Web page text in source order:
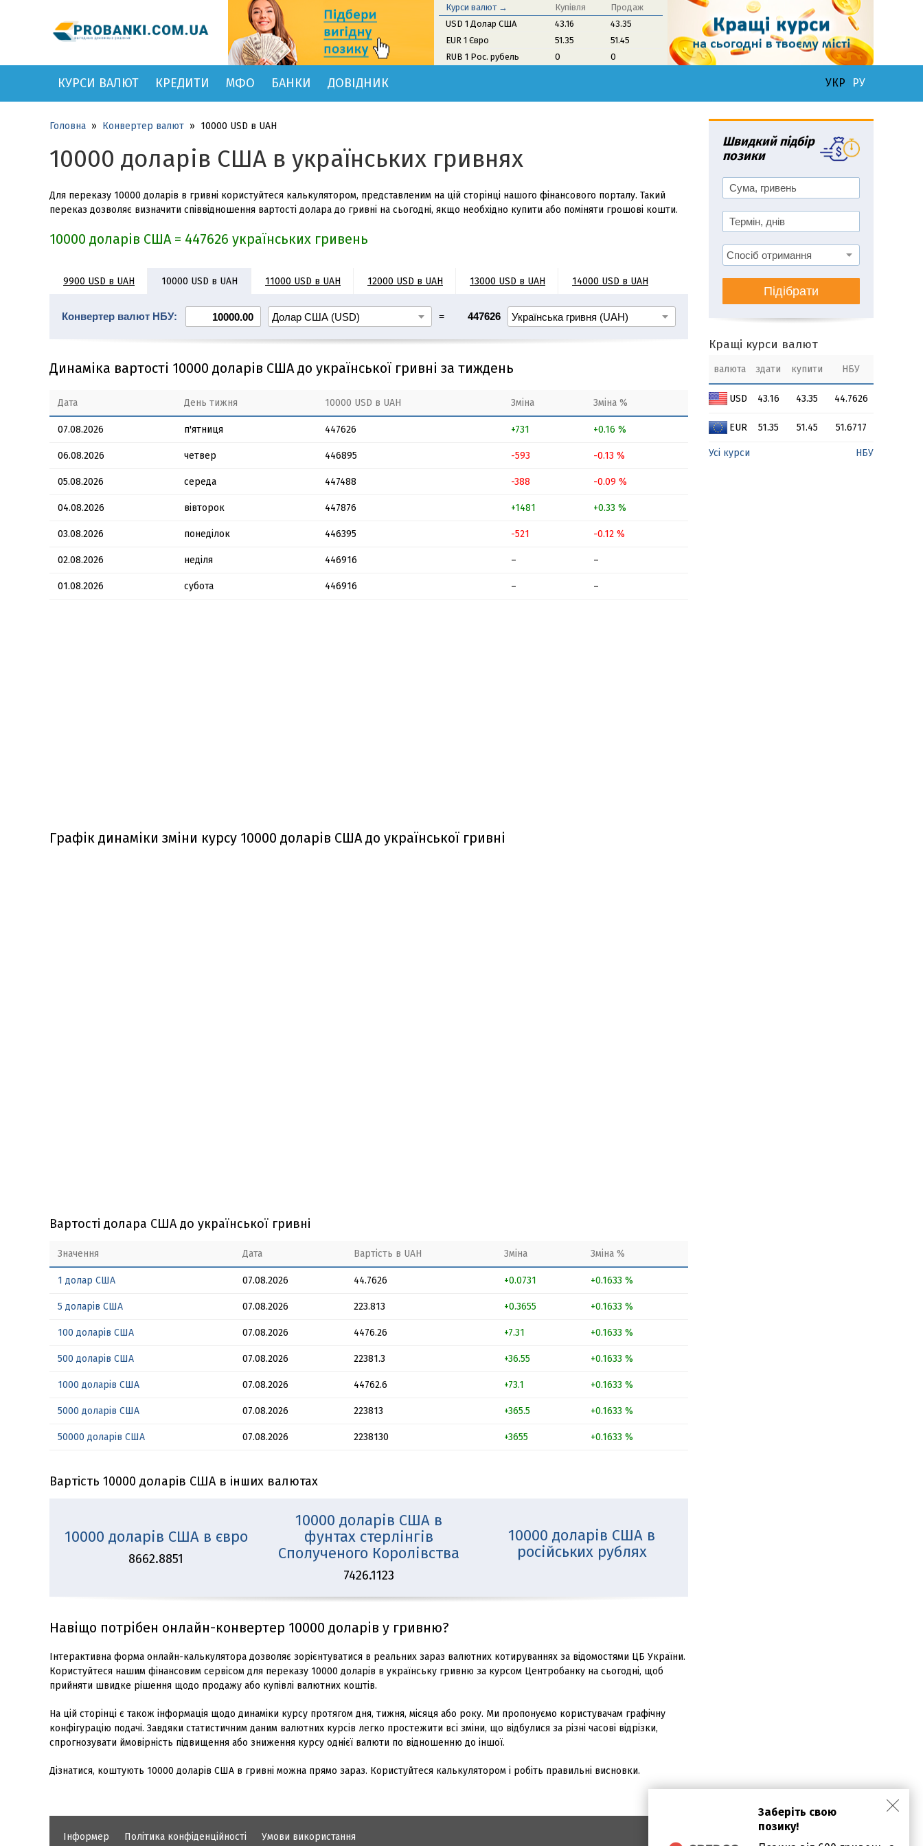
Курси валют → Купівля
Продаж
USD 1 Долар США
43.16
43.35
EUR 1 Євро
51.35
51.45
RUB 1 Рос. рубель
0 0
КУРСИ ВАЛЮТ КРЕДИТИ МФО БАНКИ ДОВІДНИК УКР РУ
Головна » Конвертер валют » 10000 USD в UAH
10000 доларів США в українських гривнях
Для переказу 10000 доларів в гривні користуйтеся калькулятором, представленим на цій сторінці нашого фінансового порталу. Такий
переказ дозволяє визначити співвідношення вартості долара до гривні на сьогодні, якщо необхідно купити або поміняти грошові кошти.
10000 доларів США = 447626 українських гривень
9900 USD в UAH 10000 USD в UAH 11000 USD в UAH 12000 USD в UAH 13000 USD в UAH 14000 USD в UAH
16000 USD в UAH
Конвертер валют НБУ: = 447626
Динаміка вартості 10000 доларів США до української гривні за тиждень
Дата День тижня 10000 USD в UAH Зміна Зміна %
07.08.2026 п'ятниця 447626 +731 +0.16 %
06.08.2026 четвер 446895 -593 -0.13 %
05.08.2026 середа 447488 -388 -0.09 %
04.08.2026 вівторок 447876 +1481 +0.33 %
03.08.2026 понеділок 446395 -521 -0.12 %
02.08.2026 неділя 446916 – –
01.08.2026 субота 446916 – –
Графік динаміки зміни курсу 10000 доларів США до української гривні
Вартості долара США до української гривні
Значення Дата Вартість в UAH Зміна Зміна %
1 долар США 07.08.2026 44.7626 +0.0731 +0.1633 %
5 доларів США 07.08.2026 223.813 +0.3655 +0.1633 %
100 доларів США 07.08.2026 4476.26 +7.31 +0.1633 %
500 доларів США 07.08.2026 22381.3 +36.55 +0.1633 %
1000 доларів США 07.08.2026 44762.6 +73.1 +0.1633 %
5000 доларів США 07.08.2026 223813 +365.5 +0.1633 %
50000 доларів США 07.08.2026 2238130 +3655 +0.1633 %
Вартість 10000 доларів США в інших валютах
10000 доларів США в євро
8662.8851
10000 доларів США в
фунтах стерлінгів
Сполученого Королівства
7426.1123
10000 доларів США в
російських рублях
Навіщо потрібен онлайн-конвертер 10000 доларів у гривню?
Інтерактивна форма онлайн-калькулятора дозволяє зорієнтуватися в реальних зараз валютних котируваннях за відомостями ЦБ України.
Користуйтеся нашим фінансовим сервісом для переказу 10000 доларів в українську гривню за курсом Центробанку на сьогодні, щоб
прийняти швидке рішення щодо продажу або купівлі валютних коштів.
На цій сторінці є також інформація щодо динаміки курсу протягом дня, тижня, місяця або року. Ми пропонуємо користувачам графічну
конфігурацію подачі. Завдяки статистичним даним валютних курсів легко простежити всі зміни, що відбулися за різні часові відрізки,
спрогнозувати ймовірність підвищення або зниження курсу однієї валюти по відношенню до іншої.
Дізнатися, коштують 10000 доларів США в гривні можна прямо зараз. Користуйтеся калькулятором і робіть правильні висновки.
Швидкий підбір
позики
Підібрати
Кращі курси валют
валюта здати купити НБУ
USD 43.16 43.35 44.7626
EUR 51.35 51.45 51.6717
Усі курси НБУ
Інформер Політика конфіденційності Умови використання
Заберіть свою
позику!